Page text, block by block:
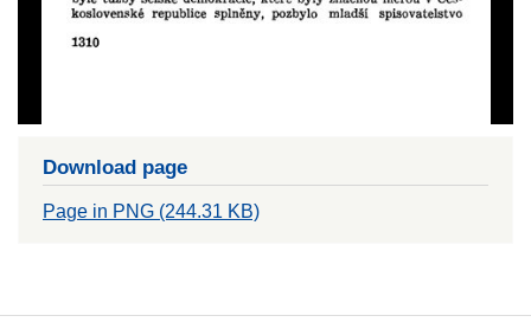
Download page
Page in PNG (244.31 KB)